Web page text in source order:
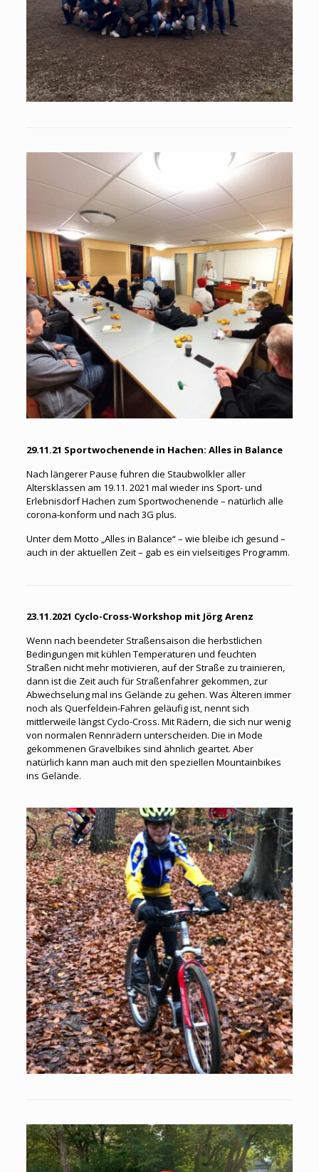
29.11.21 Sportwochenende in Hachen: Alles in Balance
Nach längerer Pause fuhren die Staubwolkler aller
Altersklassen am 19.11. 2021 mal wieder ins Sport- und
Erlebnisdorf Hachen zum Sportwochenende – natürlich alle
corona-konform und nach 3G plus.
Unter dem Motto „Alles in Balance“ – wie bleibe ich gesund –
auch in der aktuellen Zeit – gab es ein vielseitiges Programm.
23.11.2021 Cyclo-Cross-Workshop mit Jörg Arenz
Wenn nach beendeter Straßensaison die herbstlichen
Bedingungen mit kühlen Temperaturen und feuchten
Straßen nicht mehr motivieren, auf der Straße zu trainieren,
dann ist die Zeit auch für Straßenfahrer gekommen, zur
Abwechselung mal ins Gelände zu gehen. Was Älteren immer
noch als Querfeldein-Fahren geläufig ist, nennt sich
mittlerweile längst Cyclo-Cross. Mit Rädern, die sich nur wenig
von normalen Rennrädern unterscheiden. Die in Mode
gekommenen Gravelbikes sind ähnlich geartet. Aber
natürlich kann man auch mit den speziellen Mountainbikes
ins Gelände.